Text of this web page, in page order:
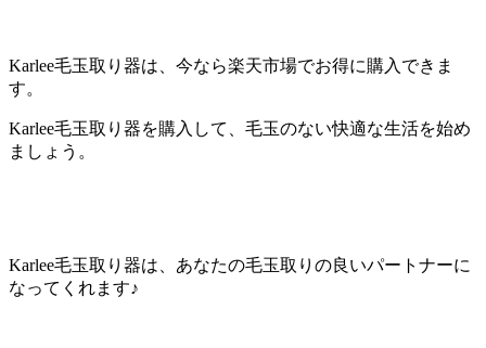
Karlee毛玉取り器は、今なら楽天市場でお得に購入できま
す。
Karlee毛玉取り器を購入して、毛玉のない快適な生活を始め
ましょう。
Karlee毛玉取り器は、あなたの毛玉取りの良いパートナーに
なってくれます♪